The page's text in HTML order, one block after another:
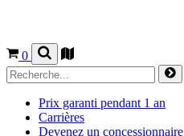
0
Prix garanti pendant 1 an
Carrières
Devenez un concessionnaire